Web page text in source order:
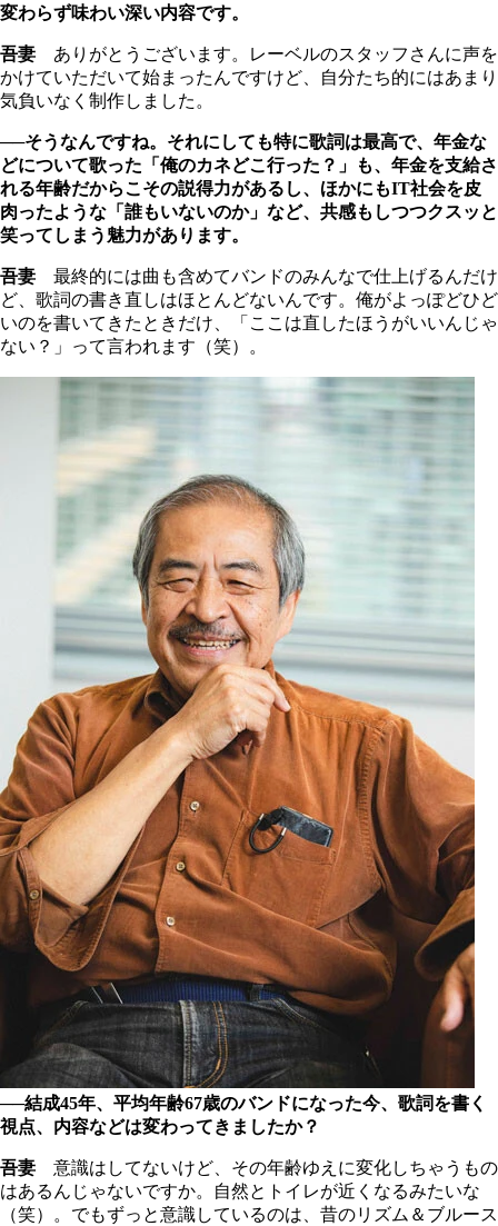
変わらず味わい深い内容です。
吾妻 ありがとうございます。レーベルのスタッフさんに声を
かけていただいて始まったんですけど、自分たち的にはあまり
気負いなく制作しました。
──そうなんですね。それにしても特に歌詞は最高で、年金な
どについて歌った「俺のカネどこ行った？」も、年金を支給さ
れる年齢だからこその説得力があるし、ほかにもIT社会を皮
肉ったような「誰もいないのか」など、共感もしつつクスッと
笑ってしまう魅力があります。
吾妻 最終的には曲も含めてバンドのみんなで仕上げるんだけ
ど、歌詞の書き直しはほとんどないんです。俺がよっぽどひど
いのを書いてきたときだけ、「ここは直したほうがいいんじゃ
ない？」って言われます（笑）。
──結成45年、平均年齢67歳のバンドになった今、歌詞を書く
視点、内容などは変わってきましたか？
吾妻 意識はしてないけど、その年齢ゆえに変化しちゃうもの
はあるんじゃないですか。自然とトイレが近くなるみたいな
（笑）。でもずっと意識しているのは、昔のリズム＆ブルース